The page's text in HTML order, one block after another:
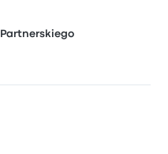
Partnerskiego